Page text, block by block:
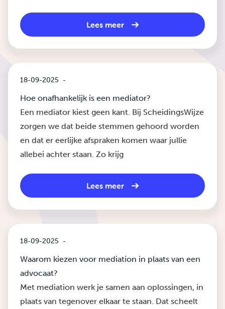
Lees meer
18-09-2025 -
Hoe onafhankelijk is een mediator?
Een mediator kiest geen kant. Bij ScheidingsWijze
zorgen we dat beide stemmen gehoord worden
en dat er eerlijke afspraken komen waar jullie
allebei achter staan. Zo krijg
Lees meer
18-09-2025 -
Waarom kiezen voor mediation in plaats van een
advocaat?
Met mediation werk je samen aan oplossingen, in
plaats van tegenover elkaar te staan. Dat scheelt